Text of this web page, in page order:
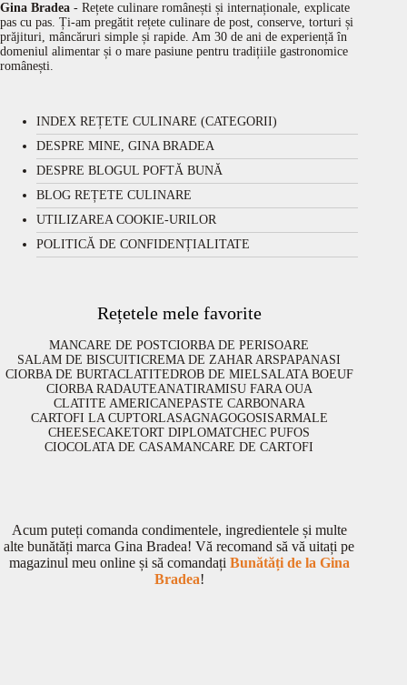
Gina Bradea - Rețete culinare românești și internaționale, explicate
pas cu pas. Ți-am pregătit rețete culinare de post, conserve, torturi și
prăjituri, mâncăruri simple și rapide. Am 30 de ani de experiență în
domeniul alimentar și o mare pasiune pentru tradițiile gastronomice
românești.
INDEX REȚETE CULINARE (CATEGORII)
DESPRE MINE, GINA BRADEA
DESPRE BLOGUL POFTĂ BUNĂ
BLOG REȚETE CULINARE
UTILIZAREA COOKIE-URILOR
POLITICĂ DE CONFIDENȚIALITATE
Rețetele mele favorite
MANCARE DE POSTCIORBA DE PERISOARE
SALAM DE BISCUITICREMA DE ZAHAR ARSPAPANASI
CIORBA DE BURTACLATITEDROB DE MIELSALATA BOEUF
CIORBA RADAUTEANATIRAMISU FARA OUA
CLATITE AMERICANEPASTE CARBONARA
CARTOFI LA CUPTORLASAGNAGOGOSISARMALE
CHEESECAKETORT DIPLOMATCHEC PUFOS
CIOCOLATA DE CASAMANCARE DE CARTOFI
Acum puteți comanda condimentele, ingredientele și multe
alte bunătăți marca Gina Bradea! Vă recomand să vă uitați pe
magazinul meu online și să comandați Bunătăți de la Gina
Bradea!